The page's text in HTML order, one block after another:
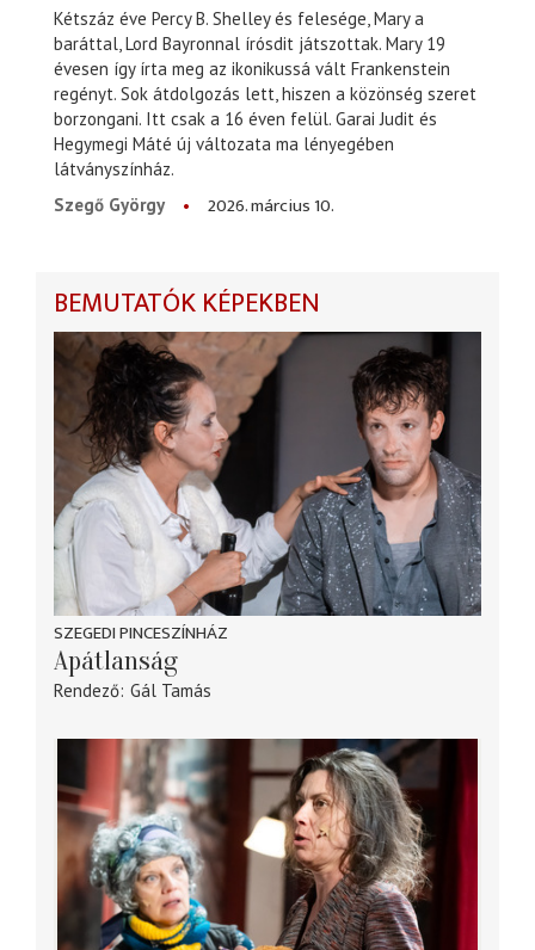
Kétszáz éve Percy B. Shelley és felesége, Mary a
baráttal, Lord Bayronnal írósdit játszottak. Mary 19
évesen így írta meg az ikonikussá vált Frankenstein
regényt. Sok átdolgozás lett, hiszen a közönség szeret
borzongani. Itt csak a 16 éven felül. Garai Judit és
Hegymegi Máté új változata ma lényegében
látványszínház.
Szegő György
2026. március 10.
BEMUTATÓK KÉPEKBEN
SZEGEDI PINCESZÍNHÁZ
Apátlanság
Rendező Gál Tamás